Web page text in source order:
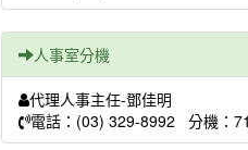
人事室分機
代理人事主任-鄧佳明
電話：(03) 329-8992 分機：